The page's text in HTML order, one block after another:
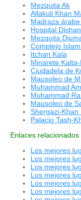
Mezquita Ak
Allakuli Khan
Madraza
Hospital
Mezquita
Complejo
Itchan Kala
Minarete
Ciudadela de
Mausoleo de
Muhammad
Muhammad
Mausoleo de
Shergazi-Khan
Palacio Tash-
Enlaces relacionados
Los mejores
Los mejores
Los mejores
Los mejores
Los mejores
Los mejores